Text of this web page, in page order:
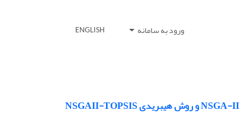
ورود به سامانه ENGLISH